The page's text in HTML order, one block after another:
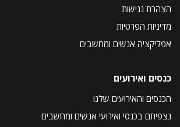
הצהרת נגישות
מדיניות הפרטיות
אפליקציה אנשים ומחשבים
כנסים ואירועים
הכנסים והאירועים שלנו
נצפיתם בכנסי ואירועי אנשים ומחשבים